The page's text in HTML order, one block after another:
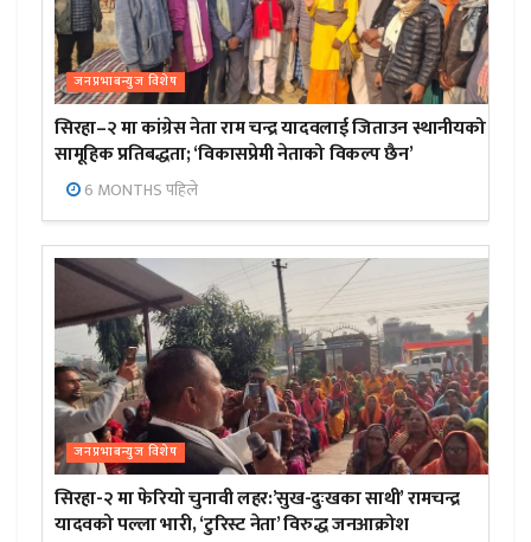
जनप्रभाबन्युज विशेष
सिरहा–२ मा कांग्रेस नेता राम चन्द्र यादवलाई जिताउन स्थानीयको
सामूहिक प्रतिबद्धता; ‘विकासप्रेमी नेताको विकल्प छैन’
6 MONTHS पहिले
जनप्रभाबन्युज विशेष
सिरहा-२ मा फेरियो चुनावी लहर:’सुख-दुःखका साथी’ रामचन्द्र
यादवको पल्ला भारी, ‘टुरिस्ट नेता’ विरुद्ध जनआक्रोश